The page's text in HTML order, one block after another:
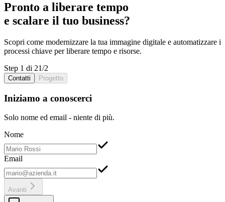
Pronto a liberare tempo
e scalare il tuo business?
Scopri come modernizzare la tua immagine digitale e automatizzare i
processi chiave per liberare tempo e risorse.
Step 1 di 21/2
Contatti Progetto
Iniziamo a conoscerci
Solo nome ed email - niente di più.
Nome
Email
Avanti